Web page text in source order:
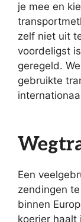
je mee en
zelf niet uit
voordeligst
geregeld.
gebruikte
Een
zendingen
binnen
koerier haalt